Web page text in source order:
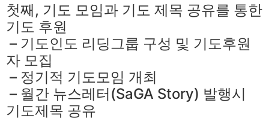
첫째, 기도 모임과 기도 제목 공유를 통한
기도 후원
– 기도인도 리딩그룹 구성 및 기도후원
자 모집
– 정기적 기도모임 개최
– 월간 뉴스레터(SaGA Story) 발행시
기도제목 공유